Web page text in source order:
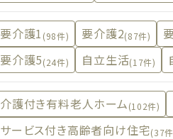
要介護1 (98件) 要介護2(87件)
要介護5(24件) 自立生活(17件)
介護付き有料老人ホーム(102件)
サービス付き高齢者向け住宅(37